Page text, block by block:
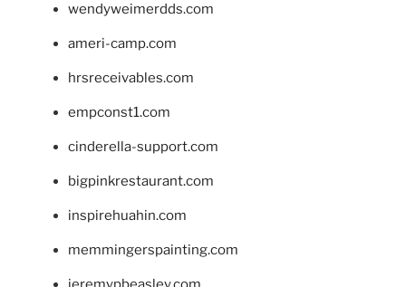
wendyweimerdds.com
ameri-camp.com
hrsreceivables.com
empconst1.com
cinderella-support.com
bigpinkrestaurant.com
inspirehuahin.com
memmingerspainting.com